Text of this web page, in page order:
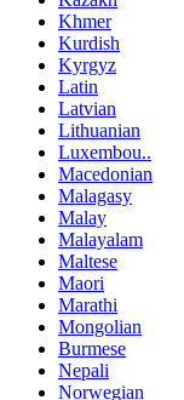
Khmer
Kurdish
Kyrgyz
Latin
Latvian
Lithuanian
Luxembou..
Macedonian
Malagasy
Malay
Malayalam
Maltese
Maori
Marathi
Mongolian
Burmese
Nepali
Norwegian